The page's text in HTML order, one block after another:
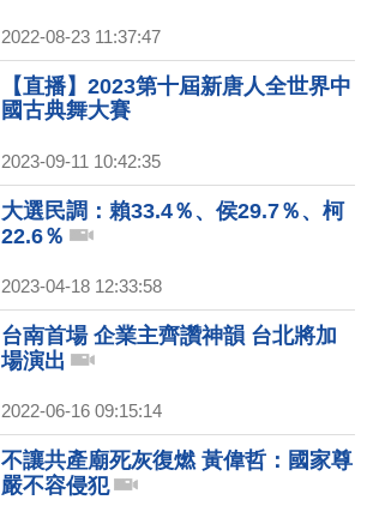
2022-08-23 11:37:47
【直播】2023第十屆新唐人全世界中
國古典舞大賽
2023-09-11 10:42:35
大選民調：賴33.4％、侯29.7％、柯
22.6％
2023-04-18 12:33:58
台南首場 企業主齊讚神韻 台北將加
場演出
2022-06-16 09:15:14
不讓共產廟死灰復燃 黃偉哲：國家尊
嚴不容侵犯